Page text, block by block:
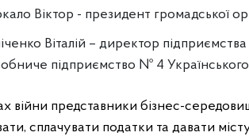
Віктор - президент громадської
Віталій – директор
підприємство № 4
війни представники бізнес-
сплачувати податки та давати